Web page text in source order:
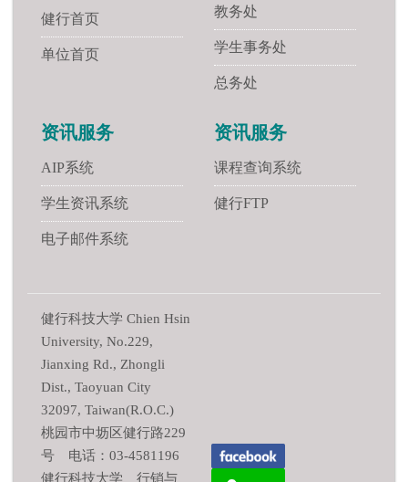
健行首页
单位首页
教务处
学生事务处
总务处
资讯服务
AIP系统
学生资讯系统
电子邮件系统
资讯服务
课程查询系统
健行FTP
健行科技大学 Chien Hsin
University, No.229,
Jianxing Rd., Zhongli
Dist., Taoyuan City
32097, Taiwan(R.O.C.)
桃园市中坜区健行路229
号 电话：03-4581196
健行科技大学 行销与